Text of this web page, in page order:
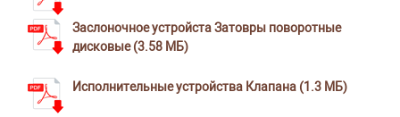
Заслоночное устройста Затовры поворотные
дисковые (3.58 МБ)
Исполнительные устройства Клапана (1.3 МБ)